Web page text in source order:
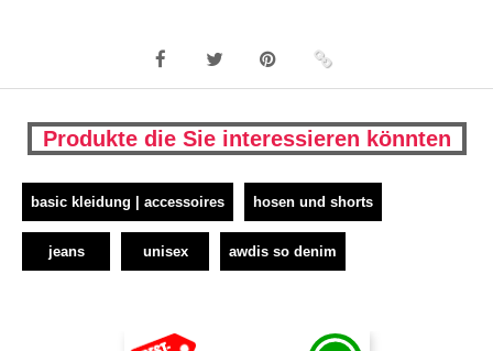
Produkte die Sie interessieren könnten
basic kleidung | accessoires hosen und shorts
jeans unisex awdis so denim